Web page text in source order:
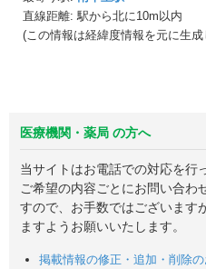
直線距離: 駅から北に10m以内
(この情報は経緯度情報を元に生
医療機関・薬局 の方へ
当サイトはお電話での対応を行
ご希望の内容ごとにお問い合わ
すので、お手数ではございます
ますようお願いいたします。
掲載情報の修正・追加・削除